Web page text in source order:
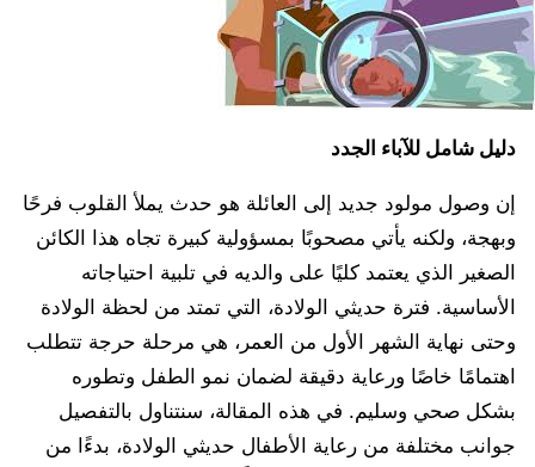
دليل شامل للآباء الجدد
إن وصول مولود جديد إلى العائلة هو حدث يملأ القلوب فرحًا
وبهجة، ولكنه يأتي مصحوبًا بمسؤولية كبيرة تجاه هذا الكائن
الصغير الذي يعتمد كليًا على والديه في تلبية احتياجاته
الأساسية. فترة حديثي الولادة، التي تمتد من لحظة الولادة
وحتى نهاية الشهر الأول من العمر، هي مرحلة حرجة تتطلب
اهتمامًا خاصًا ورعاية دقيقة لضمان نمو الطفل وتطوره
بشكل صحي وسليم. في هذه المقالة، سنتناول بالتفصيل
جوانب مختلفة من رعاية الأطفال حديثي الولادة، بدءًا من